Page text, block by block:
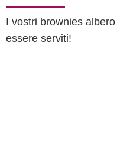
I vostri brownies
essere serviti!